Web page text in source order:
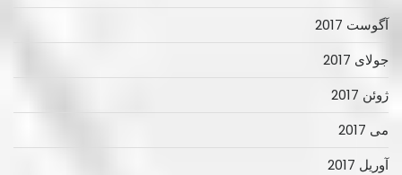
آگوست 2017
جولای 2017
ژوئن 2017
می 2017
آوریل 2017